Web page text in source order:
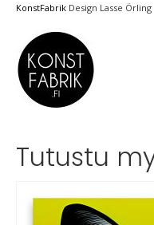
KonstFabrik Design Lasse Örling
Tutustu